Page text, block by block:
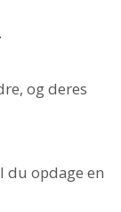
og deres
du opdage en